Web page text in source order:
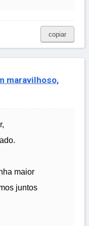
copiar
maravilhoso,
maior
juntos